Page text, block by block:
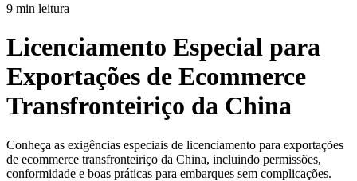
9 min leitura
Licenciamento Especial para
Exportações de Ecommerce
Transfronteiriço da China
Conheça as exigências especiais de licenciamento para exportações
de ecommerce transfronteiriço da China, incluindo permissões,
conformidade e boas práticas para embarques sem complicações.